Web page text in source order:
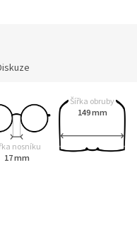
nosníku
17 mm
Šířka obruby
149 mm